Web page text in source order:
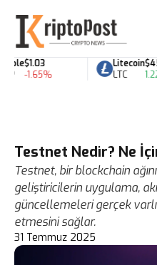
$1.03
-1.65%
Litecoin
LTC
Testnet Nedir? Ne
Testnet, bir blockchain
geliştiricilerin uygulama,
güncellemeleri gerçek
etmesini sağlar.
31 Temmuz 2025